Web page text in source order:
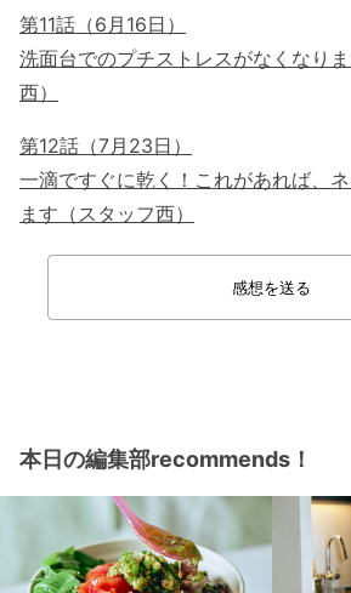
第11話（6月16日）
洗面台でのプチストレスがなくなり
西）
第12話（7月23日）
一滴ですぐに乾く！これがあれば、
ます（スタッフ西）
感想を送る
本日の編集部recommends！